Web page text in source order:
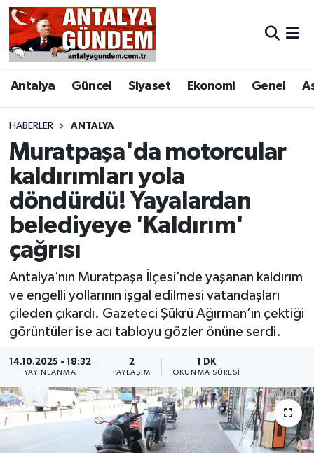
Antalya Güncel Siyaset Ekonomi Genel
HABERLER ANTALYA
Muratpaşa'da motorcular
kaldırımları yola
döndürdü! Yayalardan
belediyeye 'Kaldırım'
çağrısı
Antalya’nın Muratpaşa İlçesi’nde yaşanan kaldırım
ve engelli yollarının işgal edilmesi vatandaşları
çileden çıkardı. Gazeteci Şükrü Ağırman’ın çektiği
görüntüler ise acı tabloyu gözler önüne serdi.
14.10.2025 - 18:32
YAYINLANMA
2
PAYLAŞIM
1 DK
OKUNMA SÜRESI
Antalya
Asayiş
Bilim & Teknoloji
Bölge
EĞİTİM
Ekonomi
Görüntülü Haber
Güncel
Kültür & Sanat
Magazin
Resmi İlan
Antalya Nöbetçi Eczaneler
Antalya Hava Durumu
Antalya Namaz Vakitleri
Antalya Trafik Yoğunluk Haritası
Süper Lig Puan Durumu ve Fikstür
Tüm Manşetler
Son Dakika Haberleri
Haber Arşivi